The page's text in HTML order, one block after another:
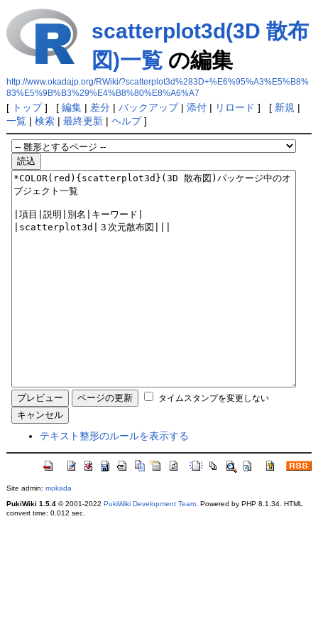
scatterplot3d(3D 散布
図)一覧の編集
http://www.okadajp.org/RWiki/?scatterplot3d%283D+%E6%95%A3%E5%B8%
83%E5%9B%B3%29%E4%B8%80%E8%A6%A7
[ トップ] [ 編集| 差分| バックアップ| 添付| リロード ] [ 新規 |
一覧| 検索| 最終更新| ヘルプ]
タイムスタンプを変更しない
テキスト整形のルールを表示する
Site admin: mokada
PukiWiki 1.5.4© 2001-2022 PukiWiki Development Team. Powered by PHP 8.1.34. HTML
convert time: 0.012 sec.